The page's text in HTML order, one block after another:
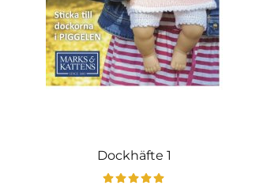
Dockhäfte 1